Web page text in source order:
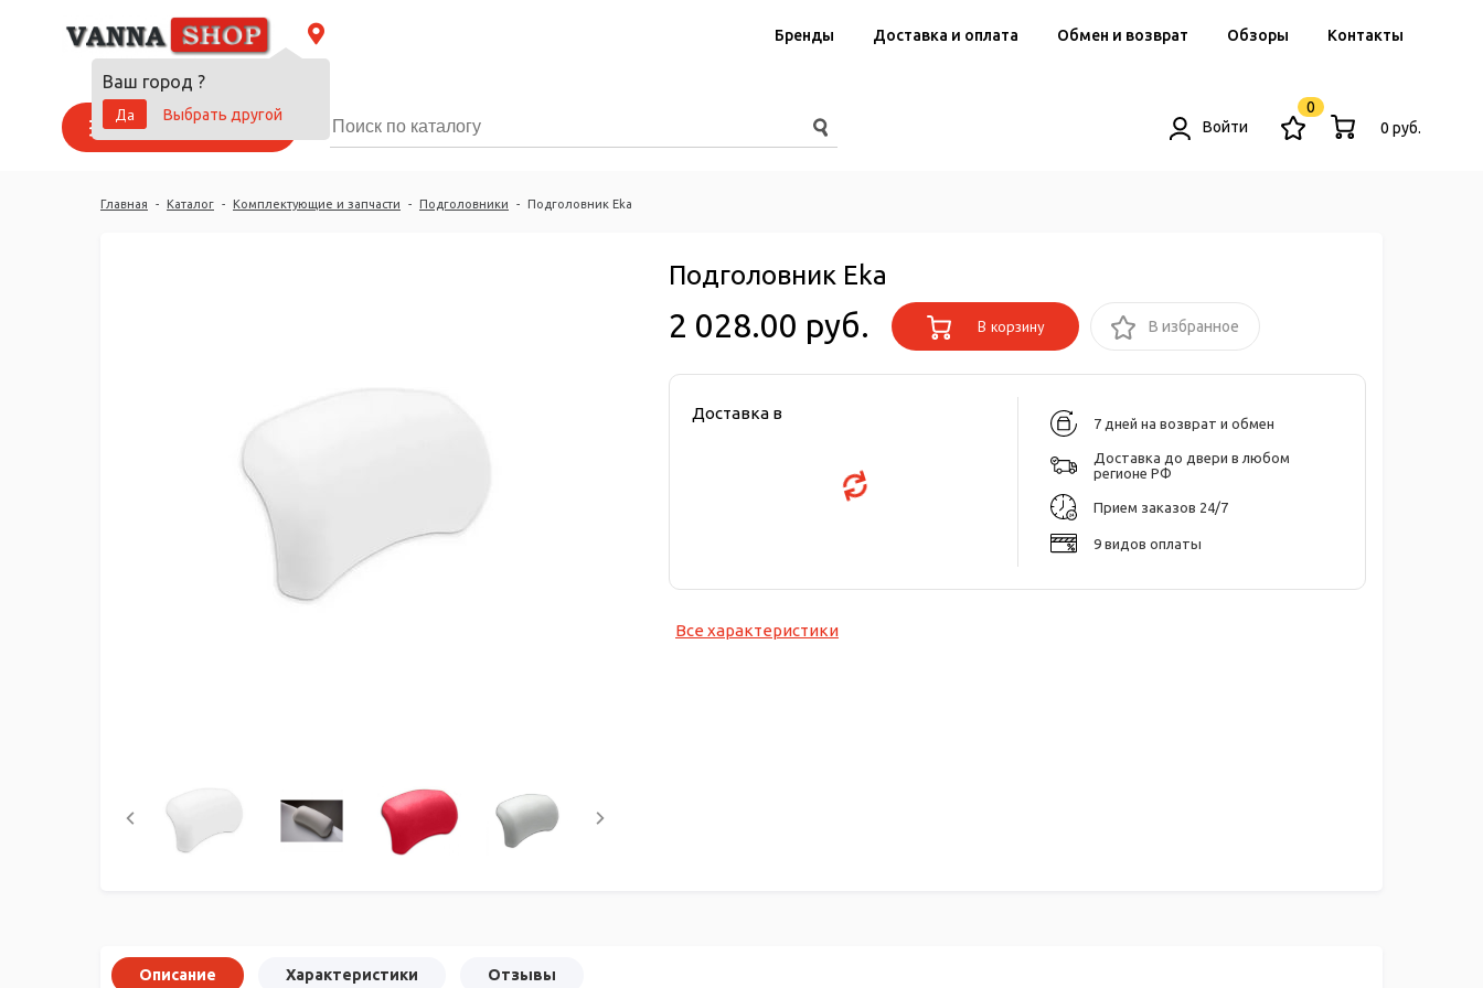
Ваш город ?
Да
Выбрать другой
Бренды Доставка и оплата Обмен и возврат Обзоры Контакты
Каталог товаров Войти
0
0 руб.
Главная - Каталог - Комплектующие и запчасти - Подголовники - Подголовник Eka
Подголовник Eka
2 028.00 руб. В корзину В избранное
Доставка в
7 дней на возврат и обмен
Доставка до двери в любом
регионе РФ
Прием заказов 24/7
9 видов оплаты
Все характеристики
Описание Характеристики Отзывы